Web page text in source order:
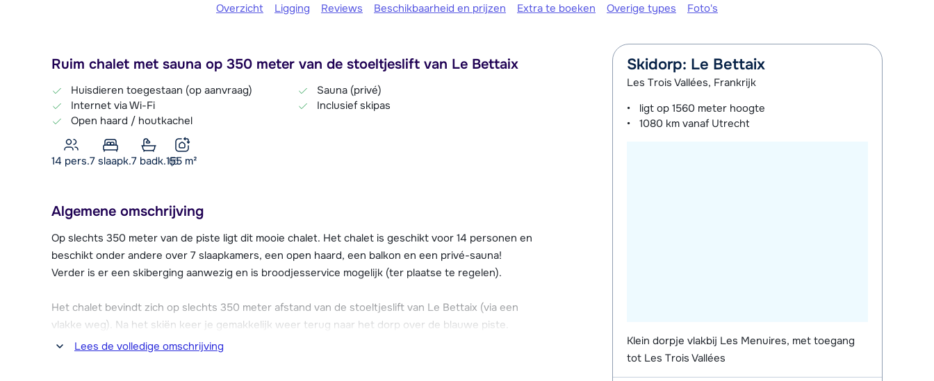
Overzicht Ligging Reviews Beschikbaarheid en prijzen Extra te boeken Overige types Foto's
Ruim chalet met sauna op 350 meter van de stoeltjeslift van Le Bettaix
Huisdieren toegestaan (op aanvraag)
Internet via Wi-Fi
Open haard / houtkachel
Sauna (privé)
Inclusief skipas
14 pers.7 slaapk.7 badk.155 m²
Algemene omschrijving
Op slechts 350 meter van de piste ligt dit mooie chalet. Het chalet is geschikt voor 14 personen en
beschikt onder andere over 7 slaapkamers, een open haard, een balkon en een privé-sauna!
Verder is er een skiberging aanwezig en is broodjesservice mogelijk (ter plaatse te regelen).
Het chalet bevindt zich op slechts 350 meter afstand van de stoeltjeslift van Le Bettaix (via een
vlakke weg). Na het skiën keer je gemakkelijk weer terug naar het dorp over de blauwe piste.
Deze piste is ook voor beginners goed te doen.
Lees de volledige omschrijving
Skidorp: Le Bettaix
Les Trois Vallées, Frankrijk
ligt op1560 meter hoogte
1080 km vanaf Utrecht
Klein dorpje vlakbij Les Menuires, met toegang
tot Les Trois Vallées